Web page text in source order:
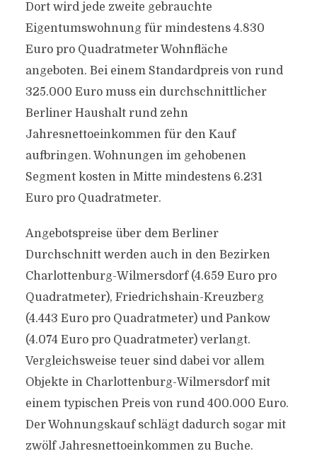
Dort wird jede zweite gebrauchte
Eigentumswohnung für mindestens 4.830
Euro pro Quadratmeter Wohnfläche
angeboten. Bei einem Standardpreis von rund
325.000 Euro muss ein durchschnittlicher
Berliner Haushalt rund zehn
Jahresnettoeinkommen für den Kauf
aufbringen. Wohnungen im gehobenen
Segment kosten in Mitte mindestens 6.231
Euro pro Quadratmeter.
Angebotspreise über dem Berliner
Durchschnitt werden auch in den Bezirken
Charlottenburg-Wilmersdorf (4.659 Euro pro
Quadratmeter), Friedrichshain-Kreuzberg
(4.443 Euro pro Quadratmeter) und Pankow
(4.074 Euro pro Quadratmeter) verlangt.
Vergleichsweise teuer sind dabei vor allem
Objekte in Charlottenburg-Wilmersdorf mit
einem typischen Preis von rund 400.000 Euro.
Der Wohnungskauf schlägt dadurch sogar mit
zwölf Jahresnettoeinkommen zu Buche.